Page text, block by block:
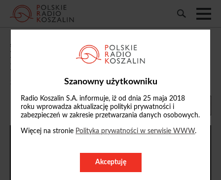
Szanowny użytkowniku
Radio Koszalin S.A. informuje, iż od dnia 25 maja 2018
roku wprowadza aktualizację polityki prywatności i
zabezpieczeń w zakresie przetwarzania danych osobowych.
Więcej na stronie Polityka prywatności w serwisie WWW.
Akceptuję
„W Dobrym Klimacie”: rozmowa z
Markiem Pędziwiatrem i Marcinem
Rakiem m.in. ze składów EABS i Błoto
24/06/2026, 18:27